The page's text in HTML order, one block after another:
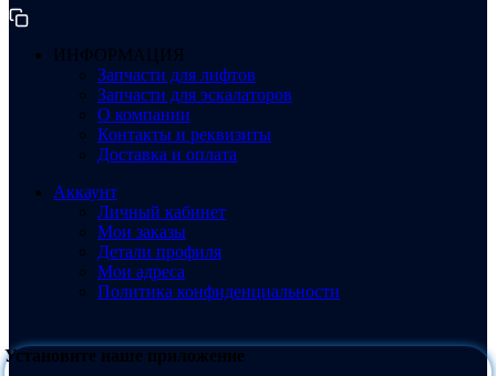
ИНФОРМАЦИЯ
Запчасти для лифтов
Запчасти для эскалаторов
О компании
Контакты и реквизиты
Доставка и оплата
Аккаунт
Личный кабинет
Мои заказы
Детали профиля
Мои адреса
Политика конфиденциальности
Установите наше приложение